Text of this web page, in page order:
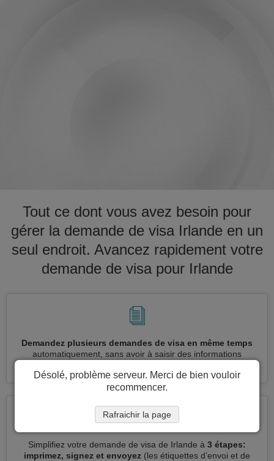
Tout ce dont vous avez besoin pour
gérer la demande de visa Irlande en un
seul endroit. Avancez rapidement votre
demande de visa pour Irlande
Demandez plusieurs demandes de visa en même temps
automatiquement, sans avoir à saisir des informations
Simplifiez votre demande de visa de Irlande à 3 étapes:
imprimez, signez et envoyez (les étiquettes d’envoi et de
Désolé, problème serveur. Merci de bien vouloir
recommencer.
Rafraichir la page